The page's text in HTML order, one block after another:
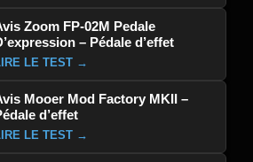
Zoom FP-02M Pedale
– Pédale d’effet
LE TEST →
Mooer Mod Factory MKII –
d’effet
LE TEST →